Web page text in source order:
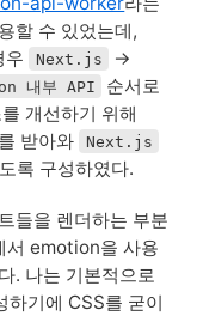
할 수 있었는데,
우
Next.js →
내부 API
순서로
개선하기 위해
받아와
Next.js
록 구성하였다.
들을 렌더하는 부분
서 emotion을 사용
. 나는 기본적으로
기에 CSS를 굳이